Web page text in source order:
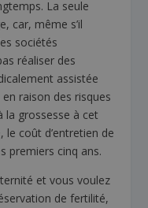
La seule
car, même s’il
sociétés
réaliser des
assistée
raison des risques
la grossesse à cet
le coût d’entretien de
premiers cinq ans.
et vous voulez
de fertilité,